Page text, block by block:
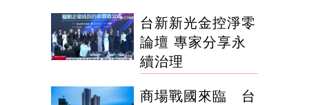
台新新光金控淨零
論壇 專家分享永
續治理
商場戰國來臨 台